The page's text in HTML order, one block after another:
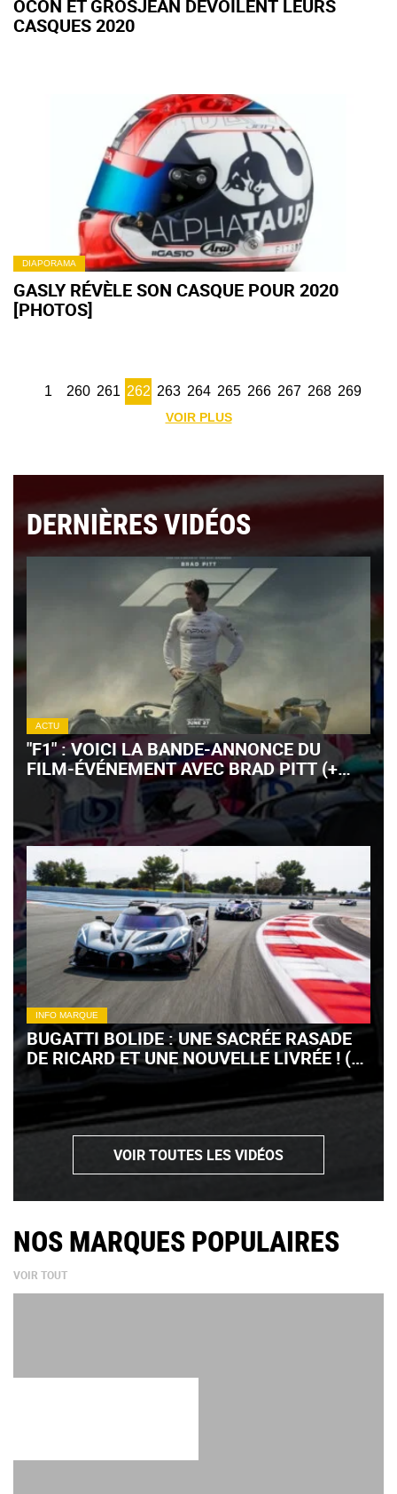
OCON ET GROSJEAN DÉVOILENT LEURS
CASQUES 2020
DIAPORAMA
GASLY RÉVÈLE SON CASQUE POUR 2020
[PHOTOS]
1 260 261 262 263 264 265 266 267 268 269
VOIR PLUS
DERNIÈRES VIDÉOS
ACTU
"F1" : VOICI LA BANDE-ANNONCE DU
FILM-ÉVÉNEMENT AVEC BRAD PITT (+
VIDÉO)
INFO MARQUE
BUGATTI BOLIDE : UNE SACRÉE RASADE
DE RICARD ET UNE NOUVELLE LIVRÉE ! (+
VIDÉO)
VOIR TOUTES LES VIDÉOS
NOS MARQUES POPULAIRES
VOIR TOUT